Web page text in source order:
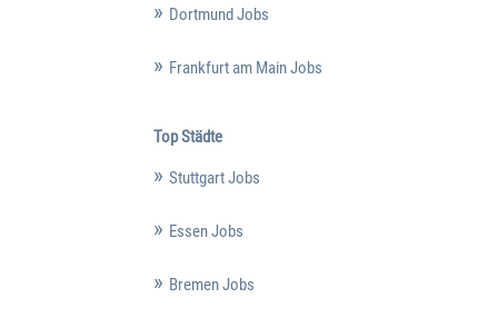
Dortmund Jobs
Frankfurt am Main Jobs
Top Städte
Stuttgart Jobs
Essen Jobs
Bremen Jobs